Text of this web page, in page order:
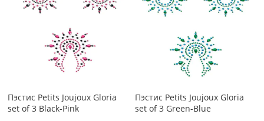
Пэстис Petits Joujoux Gloria
set of 3 Black-Pink
Пэстис Petits Joujoux Gloria
set of 3 Green-Blue